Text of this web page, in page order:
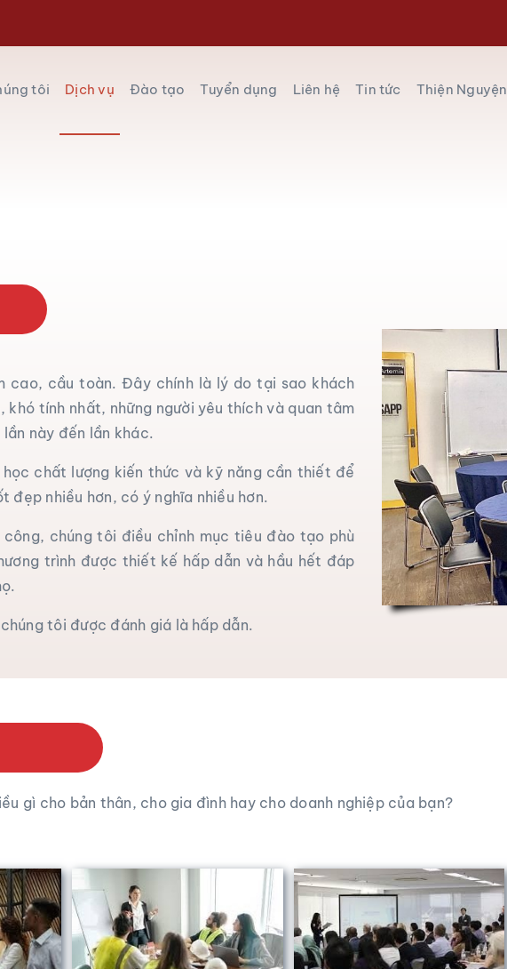
tôi Dịch vụ Đào tạo Tuyển dụng Liên hệ Tin tức Thiện Nguyện
cao, cầu toàn. Đây chính là lý do tại sao khách
tính nhất, những người yêu thích và quan tâm
này đến lần khác.
chất lượng kiến ​​thức và kỹ năng cần thiết để
đẹp nhiều hơn, có ý nghĩa nhiều hơn.
chúng tôi điều chỉnh mục tiêu đào tạo phù
trình được thiết kế hấp dẫn và hầu hết đáp
tôi được đánh giá là hấp dẫn.
gì cho bản thân, cho gia đình hay cho doanh nghiệp của bạn?